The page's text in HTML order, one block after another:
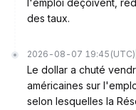
l'emploi déçoivent,
des taux.
2026-08-07 19:45 (UTC)
Le dollar a chuté
américaines sur
selon lesquelles la